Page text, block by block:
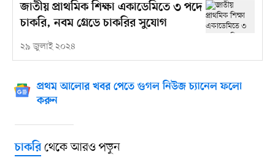
জাতীয় প্রাথমিক শিক্ষা একাডেমিতে ৩ পদে
চাকরি, নবম গ্রেডে চাকরির সুযোগ
২৯ জুলাই ২০২৪
প্রথম আলোর খবর পেতে গুগল নিউজ চ্যানেল ফলো
করুন
চাকরিথেকে আরও পড়ুন